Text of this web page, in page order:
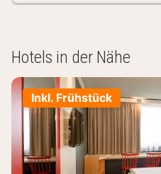
Hotels in der Nähe
Inkl. Frühstück